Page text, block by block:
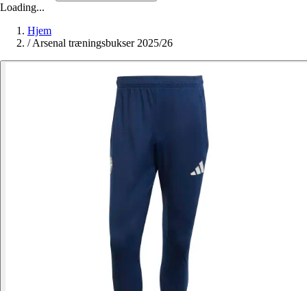
Loading...
Hjem
/ Arsenal træningsbukser 2025/26